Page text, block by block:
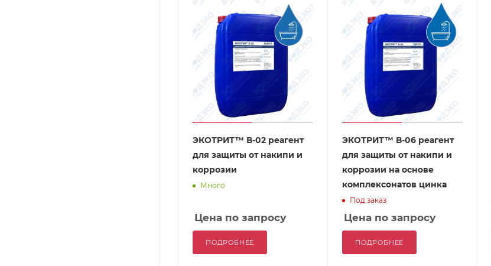
ЭКОТРИТ™ В-02 реагент
для защиты от накипи и
коррозии
Много
Цена по запросу
ПОДРОБНЕЕ
ЭКОТРИТ™ В-06 реагент
для защиты от накипи и
коррозии на основе
комплексонатов цинка
Под заказ
Цена по запросу
ПОДРОБНЕЕ